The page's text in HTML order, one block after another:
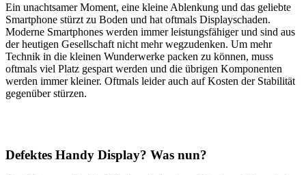
Ein unachtsamer Moment, eine kleine Ablenkung und das geliebte
Smartphone stürzt zu Boden und hat oftmals Displayschaden.
Moderne Smartphones werden immer leistungsfähiger und sind aus
der heutigen Gesellschaft nicht mehr wegzudenken. Um mehr
Technik in die kleinen Wunderwerke packen zu können, muss
oftmals viel Platz gespart werden und die übrigen Komponenten
werden immer kleiner. Oftmals leider auch auf Kosten der Stabilität
gegenüber stürzen.
Defektes Handy Display? Was nun?